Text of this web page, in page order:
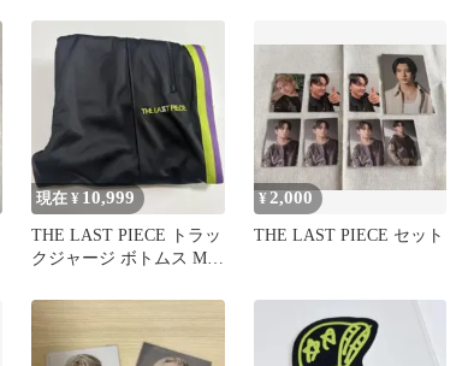
現在 ¥ 10,999
THE LAST PIECE トラッ
クジャージ ボトムス Mサ
¥ 2,000
THE LAST PIECE セット